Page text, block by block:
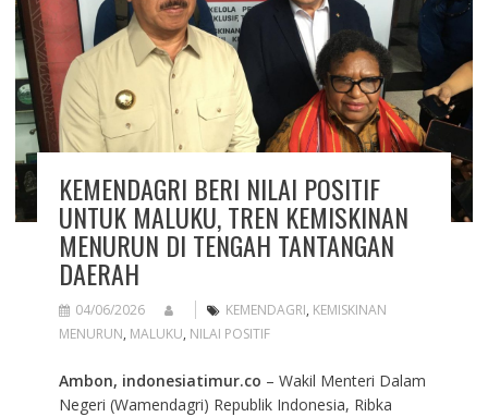
KEMENDAGRI BERI NILAI POSITIF
UNTUK MALUKU, TREN KEMISKINAN
MENURUN DI TENGAH TANTANGAN
DAERAH
04/06/2026 KEMENDAGRI, KEMISKINAN
MENURUN, MALUKU, NILAI POSITIF
Ambon, indonesiatimur.co – Wakil Menteri Dalam
Negeri (Wamendagri) Republik Indonesia, Ribka